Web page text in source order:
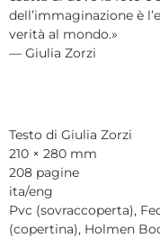
dell’immaginazione è
verità al mondo.»
— Giulia Zorzi
Testo di Giulia Zorzi
210 × 280 mm
208 pagine
ita/eng
Pvc (sovraccoperta),
(copertina), Holmen